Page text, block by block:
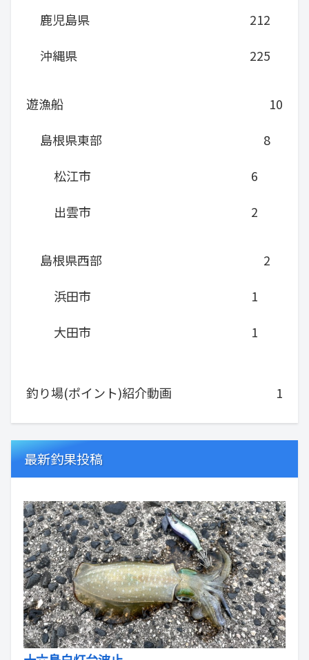
鹿児島県
212
沖縄県
225
遊漁船
10
島根県東部
8
松江市
6
出雲市
2
島根県西部
2
浜田市
1
大田市
1
釣り場(ポイント)紹介動画 1
最新釣果投稿